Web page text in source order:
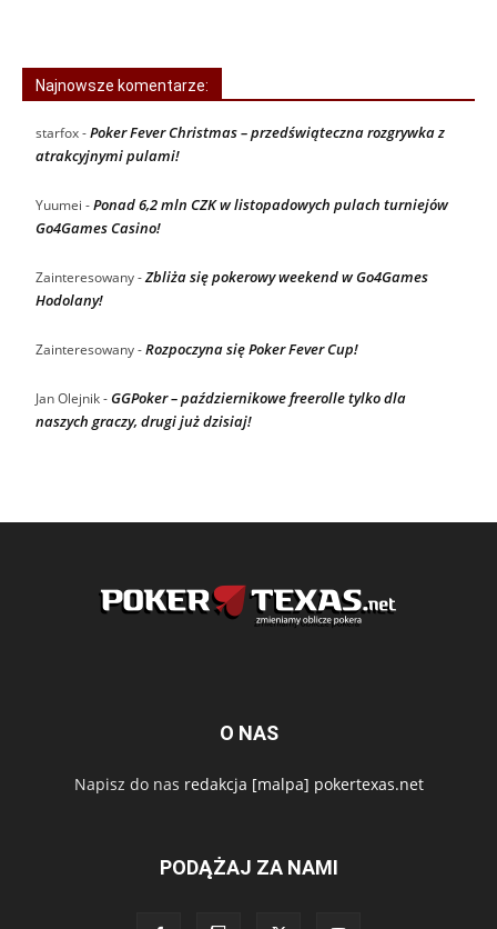
Najnowsze komentarze:
starfox-Poker Fever Christmas – przedświąteczna rozgrywka z
atrakcyjnymi pulami!
Yuumei -Ponad 6,2 mln CZK w listopadowych pulach turniejów
Go4Games Casino!
Zainteresowany-Zbliża się pokerowy weekend w Go4Games
Hodolany!
Zainteresowany-Rozpoczyna się Poker Fever Cup!
Jan Olejnik-GGPoker – październikowe freerolle tylko dla
naszych graczy, drugi już dzisiaj!
O NAS
Napisz do nas redakcja [malpa] pokertexas.net
PODĄŻAJ ZA NAMI